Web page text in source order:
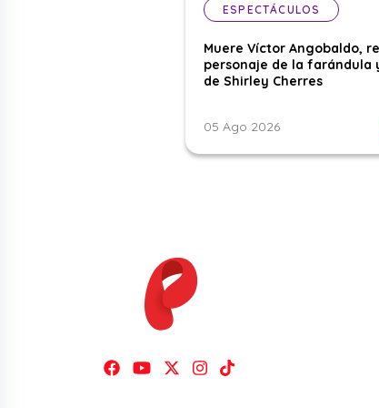
ESPECTÁCULOS
Muere Víctor Angobaldo,
personaje de la farándula
de Shirley Cherres
05 Ago 2026